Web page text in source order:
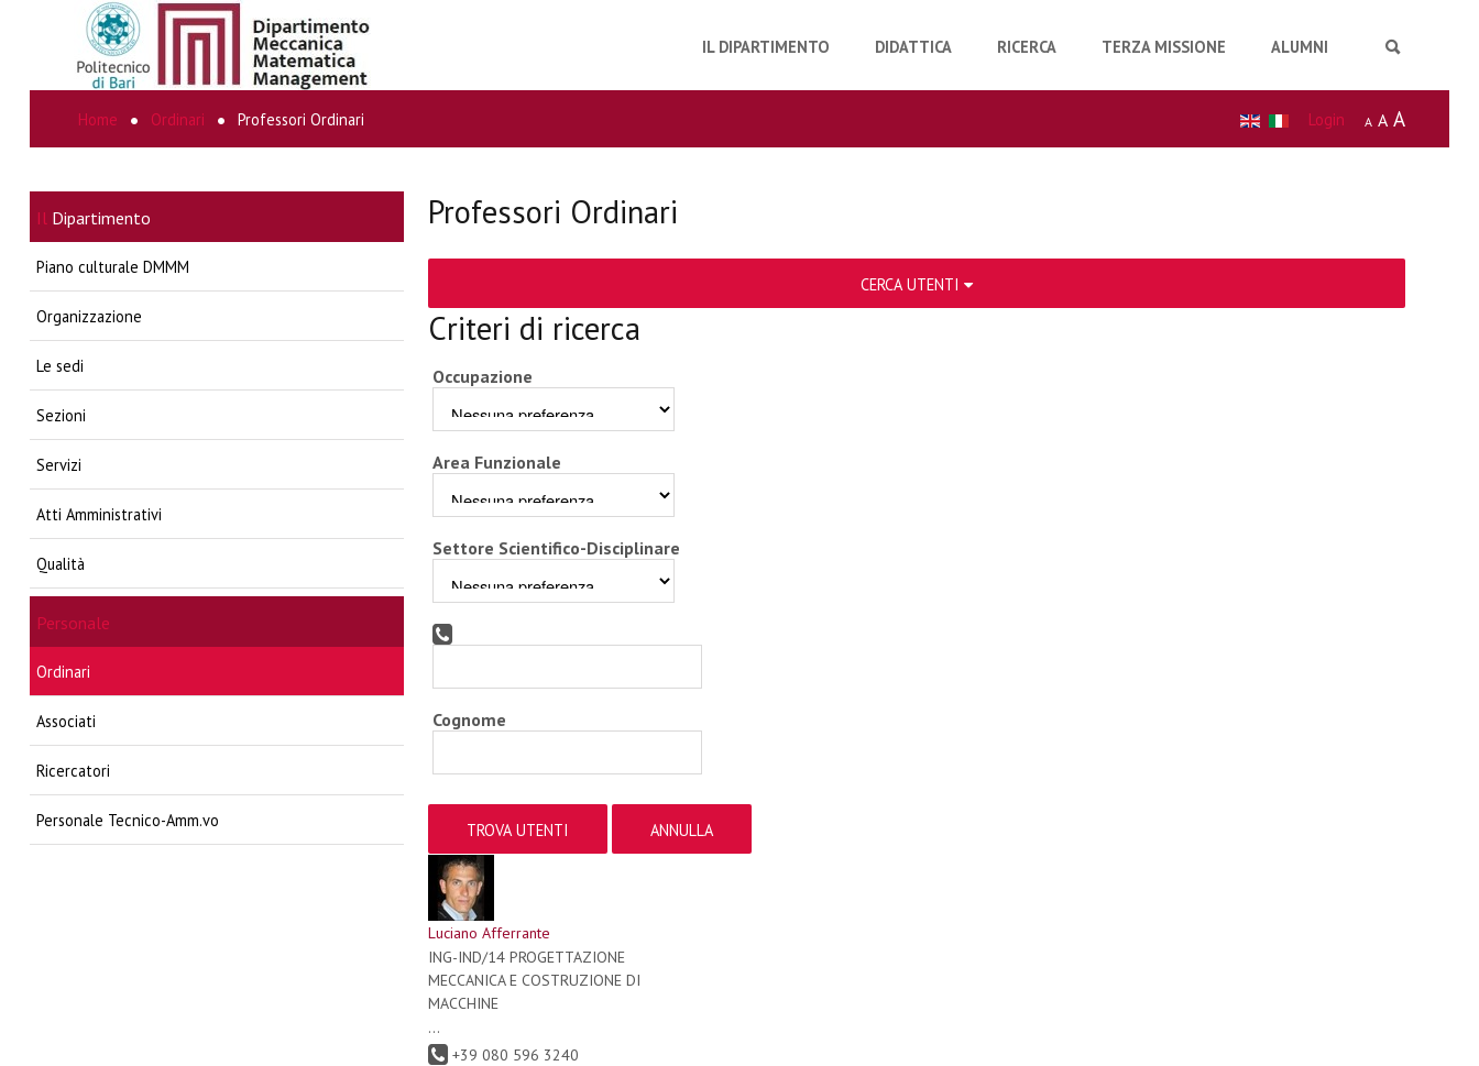
CERCA...
IL DIPARTIMENTO DIDATTICA RICERCA TERZA MISSIONE ALUMNI
Home Ordinari Professori Ordinari A A A
Login
Professori Ordinari
CERCA UTENTI
Criteri di ricerca
Occupazione
Area Funzionale
Settore Scientifico-Disciplinare
Cognome
Luciano Afferrante
ING-IND/14 PROGETTAZIONE
MECCANICA E COSTRUZIONE DI
MACCHINE
...
+39 080 596 3240
Il Dipartimento
Piano culturale DMMM
Organizzazione
Le sedi
Sezioni
Servizi
Atti Amministrativi
Qualità
Personale
Ordinari
Associati
Ricercatori
Personale Tecnico-Amm.vo